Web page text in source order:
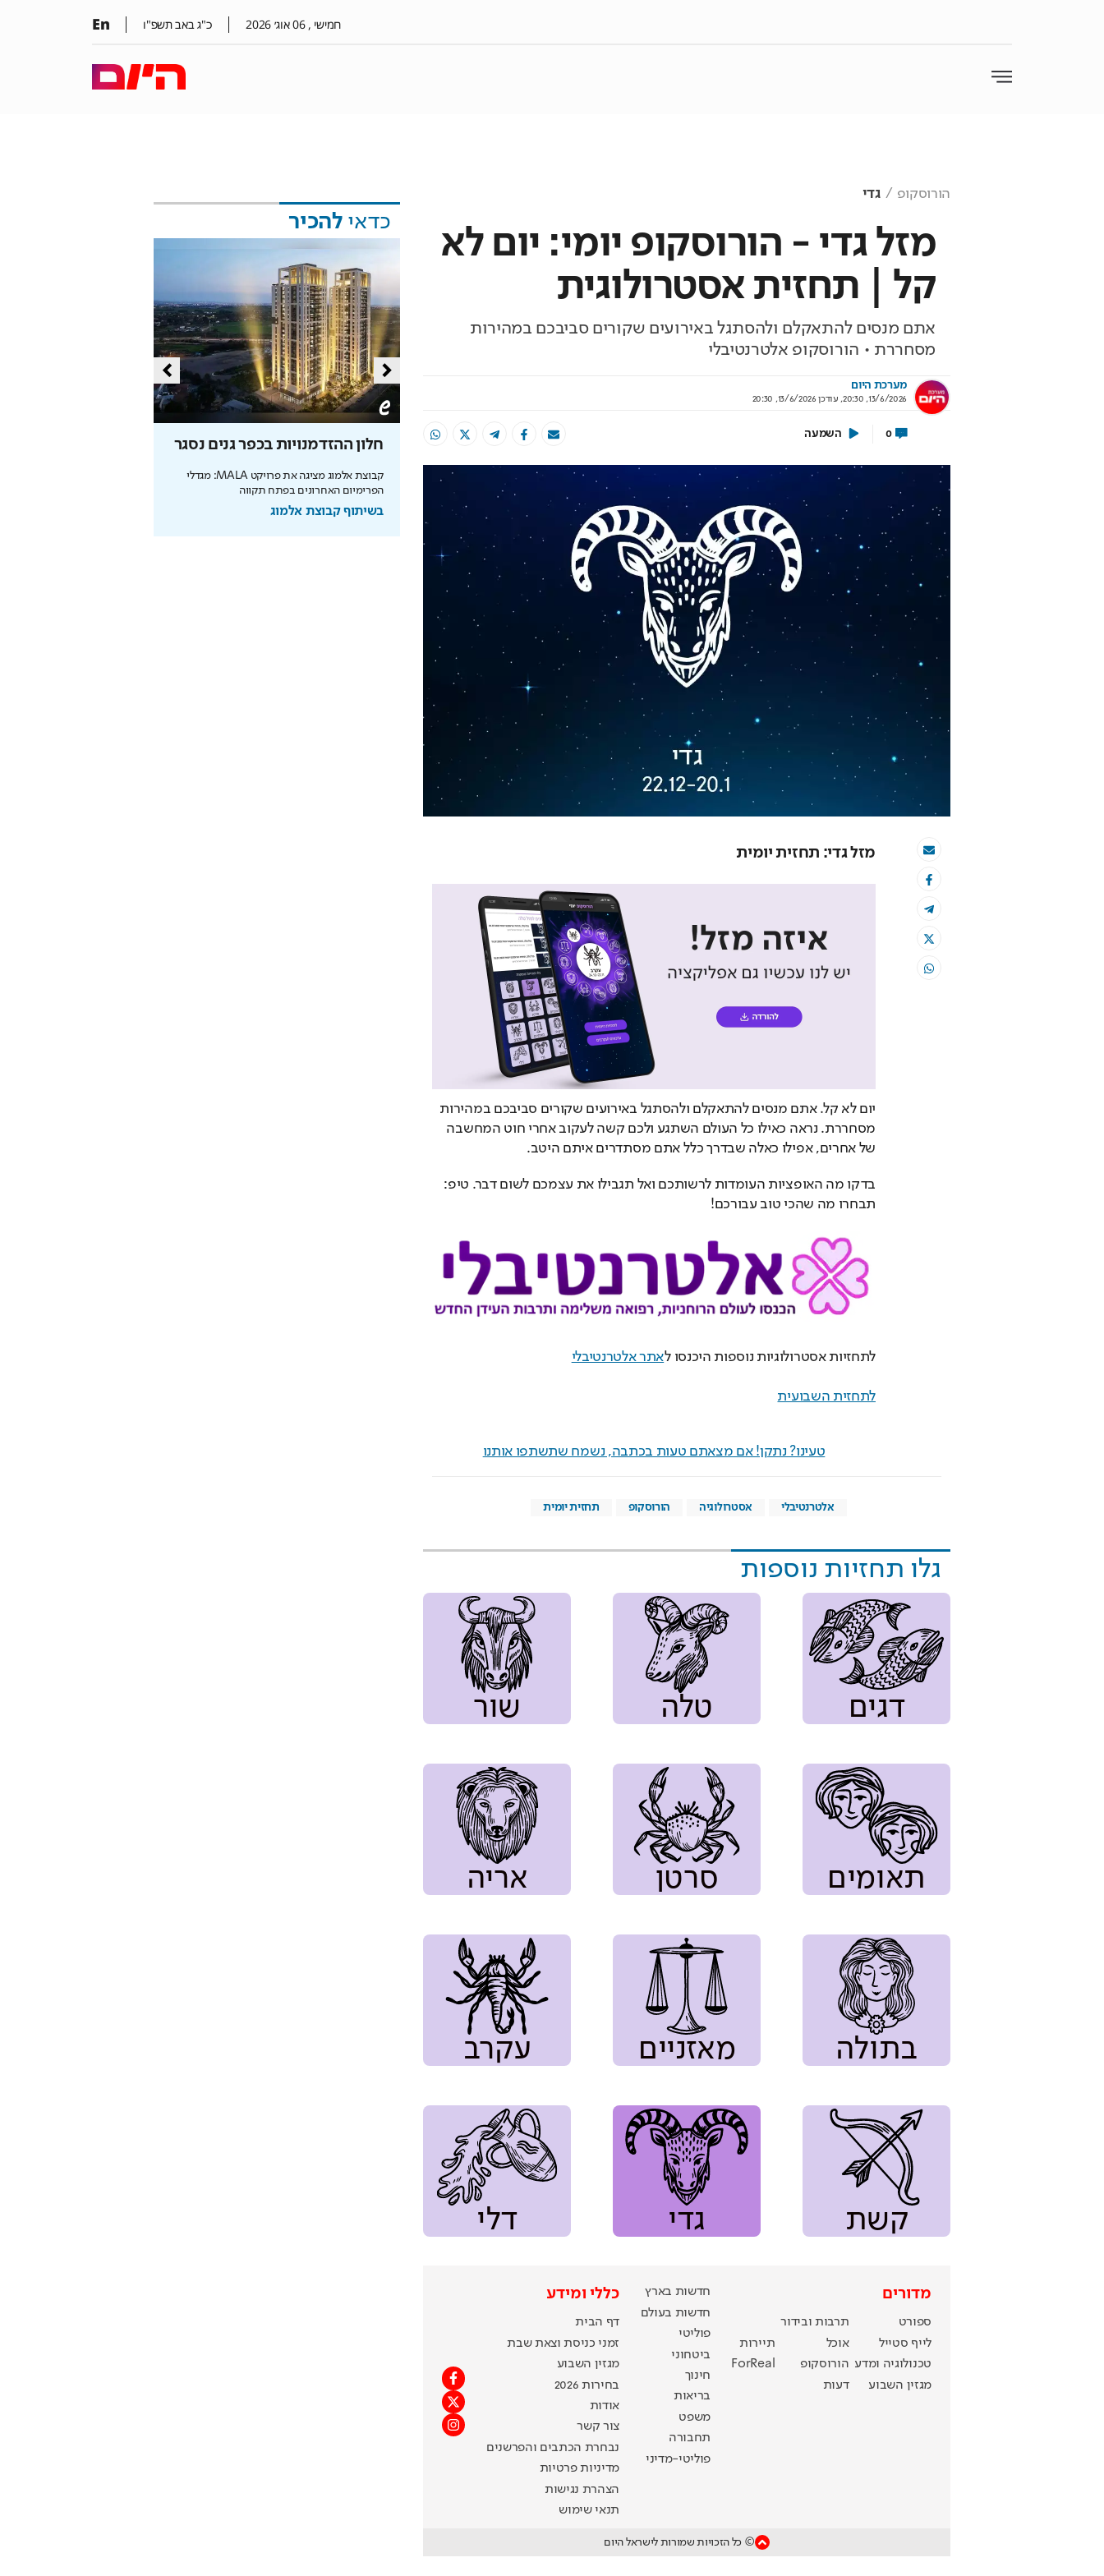
חמישי , 06אוג׳ 2026 כ"ג באב תשפ"ו En
הורוסקופ גדי
מזל גדי - הורוסקופ יומי: יום לא
קל | תחזית אסטרולוגית
אתם מנסים להתאקלם ולהסתגל באירועים שקורים סביבכם במהירות
מסחררת • הורוסקופ אלטרנטיבלי
מערכת היום
13/6/2026, 20:30
, עודכן 13/6/2026, 20:30
0 השמעה
מזל גדי: תחזית יומית
של אחרים, אפילו כאלה שבדרך כלל אתם מסתדרים איתם היטב.
תבחרו מה שהכי טוב עבורכם!
לתחזיות אסטרולוגיות נוספות היכנסו לאתר אלטרנטיבלי
לתחזית השבועית
טעינו? נתקן! אם מצאתם טעות בכתבה, נשמח שתשתפו אותנו
אלטרנטיבלי אסטרולוגיה הורוסקופ תחזית יומית
גלו תחזיות נוספות
דגים טלה שור
תאומים סרטן אריה
בתולה מאזניים עקרב
קשת גדי דלי
מדורים
ספורט
תרבות ובידור
לייף סטייל
אוכל
תיירות
טכנולוגיה ומדע הורוסקופ
ForReal
מגזין השבוע
דעות
חדשות בארץ
חדשות בעולם
פוליטי
ביטחוני
חינוך
בריאות
משפט
תחבורה
פוליטי-מדיני
כללי ומידע
דף הבית
זמני כניסת וצאת שבת
מגזין השבוע
בחירות 2026
אודות
צור קשר
נבחרת הכתבים והפרשנים
מדיניות פרטיות
הצהרת נגישות
תנאי שימוש
© כל הזכויות שמורות לישראל היום
כדאי להכיר
חלון ההזדמנויות בכפר גנים נסגר
קבוצת אלמוג מציגה את פרויקט MALA: מגדלי
הפרימיום האחרונים בפתח תקווה
בשיתוף קבוצת אלמוג
כך תחסכו בחשמל בלי להזיע
מהפכת האנרגיה של תדיראן: שליטה, אבטחת
מידע וניהול אקלים חכם בבית
בשיתוף TADIRAN
הישראלי
איך אסם הפכה את תקופת הצנע והמחסור הקשה
של שנות ה-40 למותג לאומי?
בשיתוף אסם